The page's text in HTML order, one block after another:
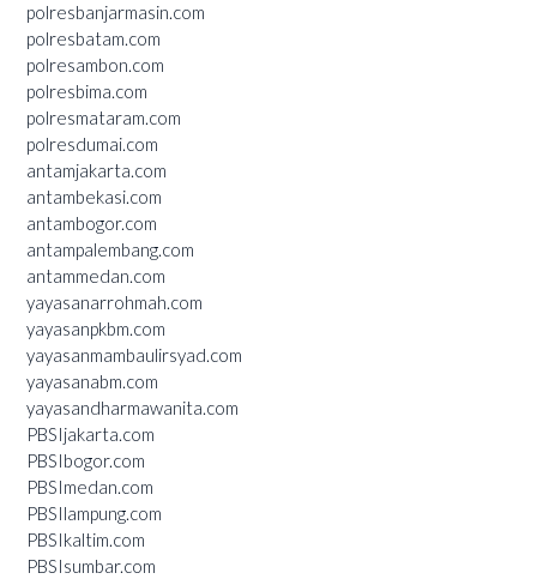
polresbanjarmasin.com
polresbatam.com
polresambon.com
polresbima.com
polresmataram.com
polresdumai.com
antamjakarta.com
antambekasi.com
antambogor.com
antampalembang.com
antammedan.com
yayasanarrohmah.com
yayasanpkbm.com
yayasanmambaulirsyad.com
yayasanabm.com
yayasandharmawanita.com
PBSIjakarta.com
PBSIbogor.com
PBSImedan.com
PBSIlampung.com
PBSIkaltim.com
PBSIsumbar.com